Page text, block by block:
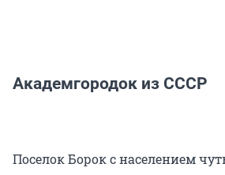
Академгородок из СССР
Поселок Борок с населением